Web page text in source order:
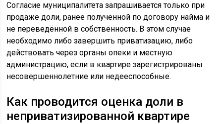
Согласие муниципалитета запрашивается только при
продаже доли, ранее полученной по договору найма и
не переведённой в собственность. В этом случае
необходимо либо завершить приватизацию, либо
действовать через органы опеки и местную
администрацию, если в квартире зарегистрированы
несовершеннолетние или недееспособные.
Как проводится оценка доли в
неприватизированной квартире